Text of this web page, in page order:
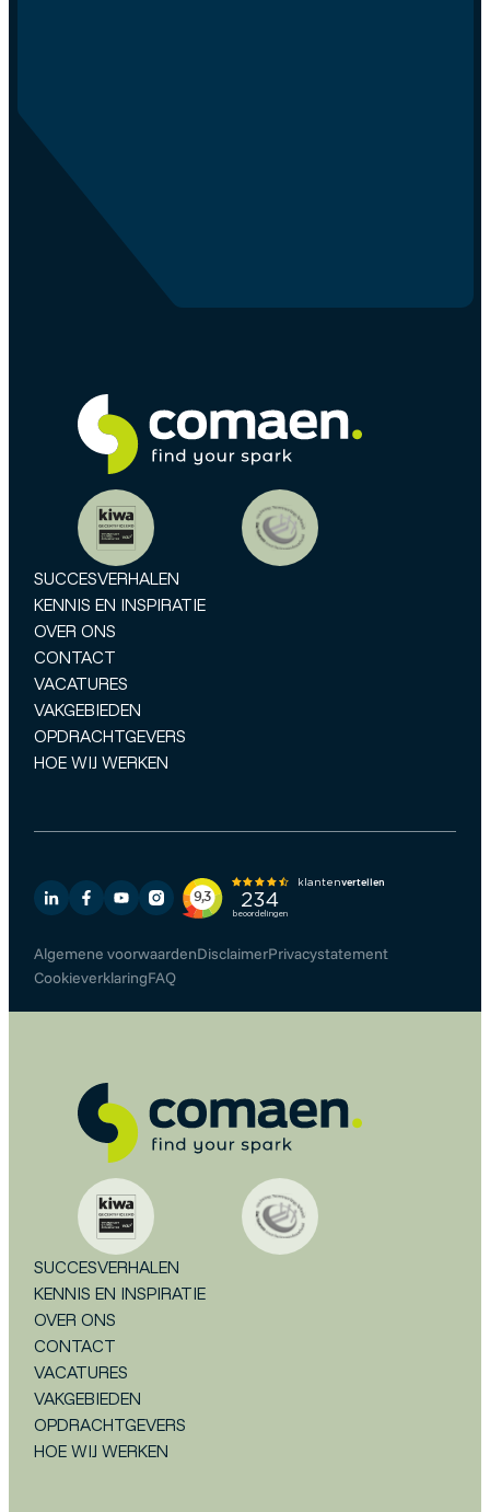
SUCCESVERHALEN
KENNIS EN INSPIRATIE
OVER ONS
CONTACT
VACATURES
VAKGEBIEDEN
OPDRACHTGEVERS
HOE WIJ WERKEN
Algemene voorwaardenDisclaimerPrivacystatement
CookieverklaringFAQ
SUCCESVERHALEN
KENNIS EN INSPIRATIE
OVER ONS
CONTACT
VACATURES
VAKGEBIEDEN
OPDRACHTGEVERS
HOE WIJ WERKEN